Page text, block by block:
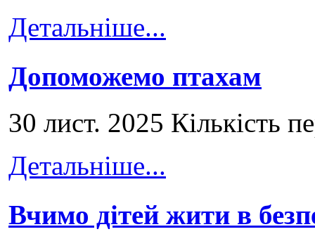
Детальніше...
Допоможемо птахам
30 лист. 2025 Кількість
Детальніше...
Вчимо дітей жити в